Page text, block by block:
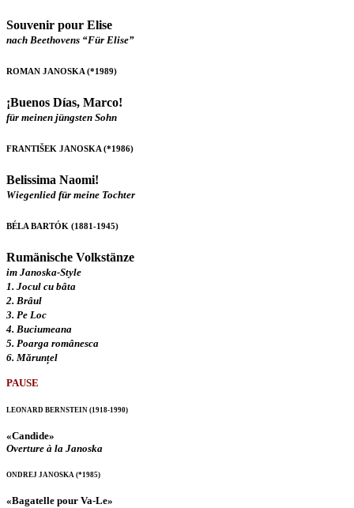
Souvenir pour Elise
nach Beethovens “Für Elise”
ROMAN JANOSKA (*1989)
¡Buenos Días, Marco!
für meinen jüngsten Sohn
FRANTIŠEK JANOSKA (*1986)
Belissima Naomi!
Wiegenlied für meine Tochter
BÉLA BARTÓK (1881-1945)
Rumänische Volkstänze
im Janoska-Style
1. Jocul cu bâta
2. Brâul
3. Pe Loc
4. Buciumeana
5. Poarga românesca
6. Mărunțel
PAUSE
LEONARD BERNSTEIN (1918-1990)
«Candide»
Overture à la Janoska
ONDREJ JANOSKA (*1985)
«Bagatelle pour Va-Le»